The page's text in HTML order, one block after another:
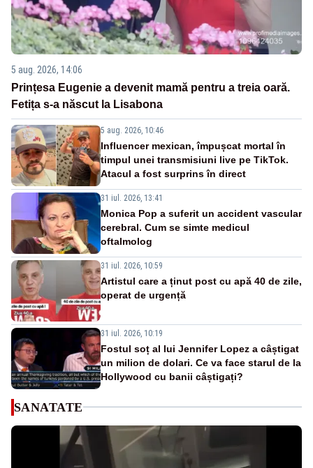
5 aug. 2026, 14:06
Prințesa Eugenie a devenit mamă pentru a treia oară.
Fetița s-a născut la Lisabona
5 aug. 2026, 10:46
Influencer mexican, împușcat mortal în
timpul unei transmisiuni live pe TikTok.
Atacul a fost surprins în direct
31 iul. 2026, 13:41
Monica Pop a suferit un accident vascular
cerebral. Cum se simte medicul
oftalmolog
31 iul. 2026, 10:59
Artistul care a ținut post cu apă 40 de zile,
operat de urgență
31 iul. 2026, 10:19
Fostul soț al lui Jennifer Lopez a câștigat
un milion de dolari. Ce va face starul de la
Hollywood cu banii câștigați?
SANATATE